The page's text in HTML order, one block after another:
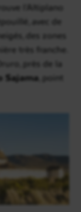
l’Altiplano
avec de
des zones
très franche.
près de la
Sajama , point